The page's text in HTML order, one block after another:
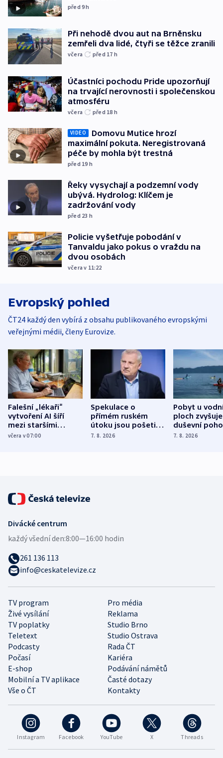
před 9h
Při nehodě dvou aut na Brněnsku
zemřeli dva lidé, čtyři se těžce zranili
včera před 17 h
Účastníci pochodu Pride upozorňují
na trvající nerovnosti i společenskou
atmosféru
včera před 18 h
VIDEO
Domovu Mutice hrozí
maximální pokuta. Neregistrovaná
péče by mohla být trestná
před 19 h
Řeky vysychají a podzemní vody
ubývá. Hydrolog: Klíčem je
zadržování vody
před 23 h
Policie vyšetřuje pobodání v
Tanvaldu jako pokus o vraždu na
dvou osobách
včera v 11:22
Evropský pohled
ČT24 každý den vybírá z obsahu publikovaného evropskými
veřejnými médii, členy Eurovize.
Falešní „lékaři“
vytvoření AI šíří
mezi staršími
Poláky nebezpečné
včera v 07:00
Spekulace o
přímém ruském
útoku jsou pošetilé,
míní estonský
7. 8. 2026
Pobyt u
ploch zvyšuje
duševní
ukázala
7. 8. 2026
Instagram Facebook YouTube X Threads
TV program
Pro média
Živé vysílání
Reklama
TV poplatky
Studio Brno
Teletext
Studio Ostrava
Podcasty
Rada ČT
Počasí
Kariéra
E-shop
Podávání námětů
Mobilní a TV aplikace
Časté dotazy
Vše o ČT
Kontakty
Divácké centrum
každý všední den:8:00—16:00 hodin
261 136 113
info@ceskatelevize.cz